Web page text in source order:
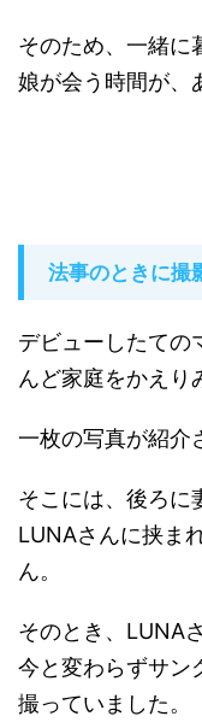
そのため、一緒に
娘が会う時間が、
法事のときに撮
デビューしたての
んど家庭をかえり
一枚の写真が紹介
そこには、後ろに
LUNAさんに挟ま
ん。
そのとき、LUNA
今と変わらずサン
撮っていました。